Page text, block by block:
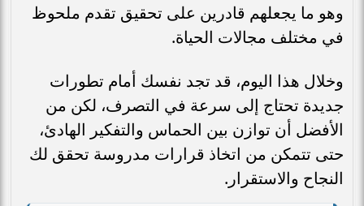
وهو ما يجعلهم قادرين على تحقيق تقدم ملحوظ
في مختلف مجالات الحياة.
وخلال هذا اليوم، قد تجد نفسك أمام تطورات
جديدة تحتاج إلى سرعة في التصرف، لكن من
الأفضل أن توازن بين الحماس والتفكير الهادئ،
حتى تتمكن من اتخاذ قرارات مدروسة تحقق لك
النجاح والاستقرار.